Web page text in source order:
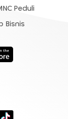
Peduli
Bisnis